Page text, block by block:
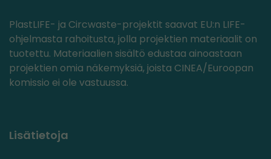
PlastLIFE- ja Circwaste-projektit saavat EU:n LIFE-
ohjelmasta rahoitusta, jolla projektien materiaalit on
tuotettu. Materiaalien sisältö edustaa ainoastaan
projektien omia näkemyksiä, joista CINEA/Euroopan
komissio ei ole vastuussa.
Lisätietoja